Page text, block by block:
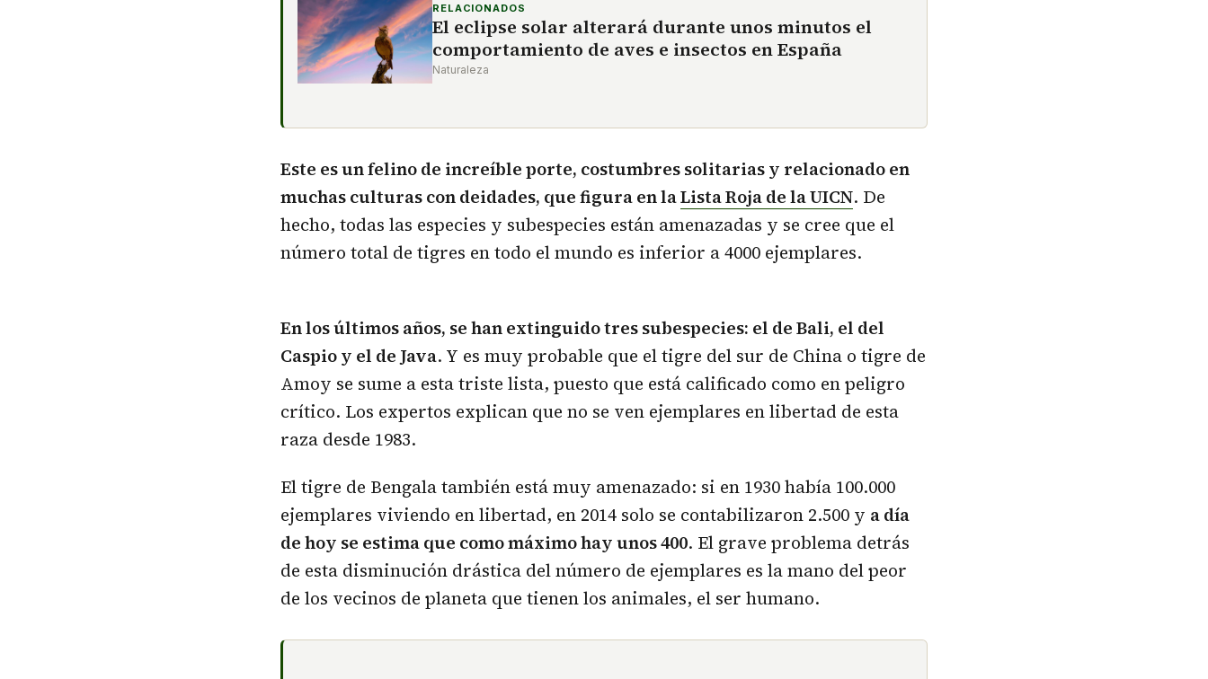
RELACIONADOS
El eclipse solar alterará durante unos minutos el
comportamiento de aves e insectos en España
Naturaleza
Este es un felino de increíble porte, costumbres solitarias y relacionado en
muchas culturas con deidades, que figura en laLista Roja de la UICN. De
hecho, todas las especies y subespecies están amenazadas y se cree que el
número total de tigres en todo el mundo es inferior a 4000 ejemplares.
En los últimos años, se han extinguido tres subespecies: el de Bali, el del
Caspio y el de Java. Y es muy probable que el tigre del sur de China o tigre de
Amoy se sume a esta triste lista, puesto que está calificado como en peligro
crítico. Los expertos explican que no se ven ejemplares en libertad de esta
raza desde 1983.
El tigre de Bengala también está muy amenazado: si en 1930 había 100.000
ejemplares viviendo en libertad, en 2014 solo se contabilizaron 2.500 y a día
de hoy se estima que como máximo hay unos 400. El grave problema detrás
de esta disminución drástica del número de ejemplares es la mano del peor
de los vecinos de planeta que tienen los animales, el ser humano.